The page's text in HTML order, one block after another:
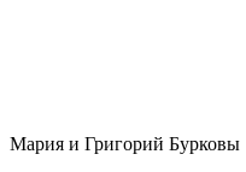
Мария и Григорий Бурковы